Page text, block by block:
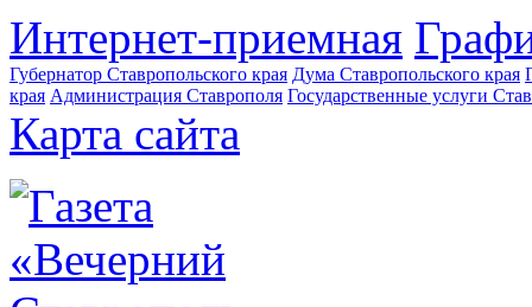
Интернет-приемная
Губернатор Ставропольского края Дума Ставропольского края
края Администрация Ставрополя Государственные услуги
Карта сайта